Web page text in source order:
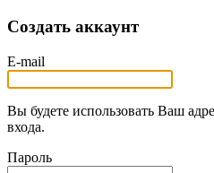
Создать аккаунт
E-mail
Вы будете использовать Ваш
входа.
Пароль